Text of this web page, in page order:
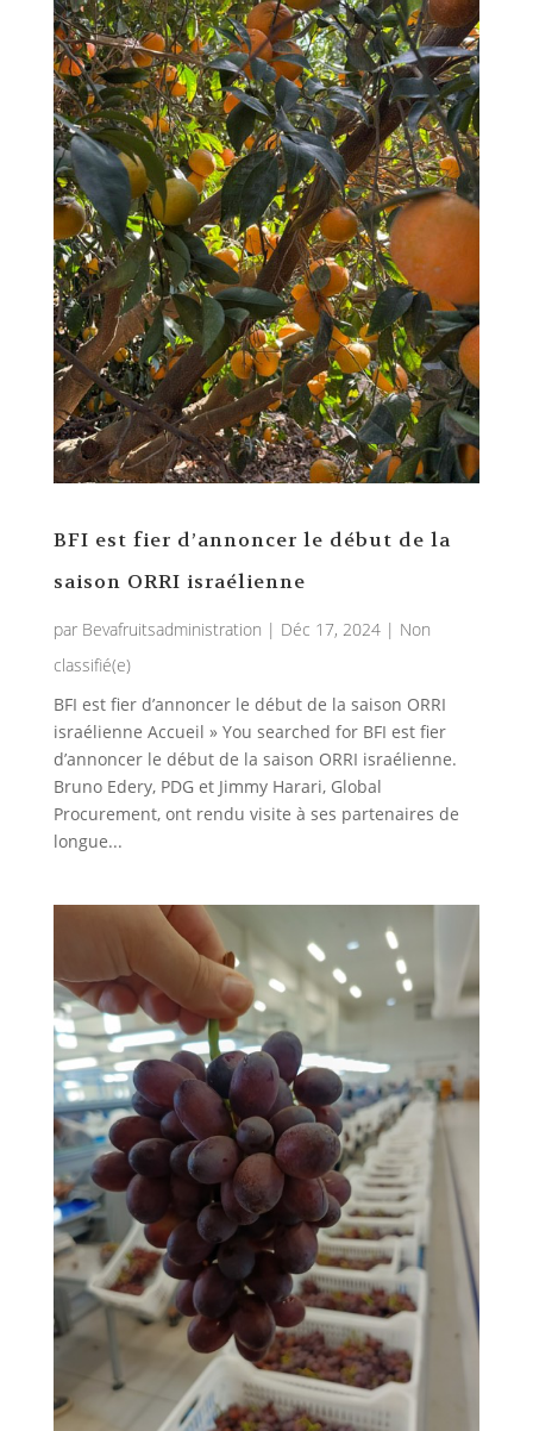
BFI est fier d’annoncer le début de la
saison ORRI israélienne
par Bevafruitsadministration | Déc 17, 2024| Non
classifié(e)
BFI est fier d’annoncer le début de la saison ORRI
israélienne Accueil » You searched for BFI est fier
d’annoncer le début de la saison ORRI israélienne.
Bruno Edery, PDG et Jimmy Harari, Global
Procurement, ont rendu visite à ses partenaires de
longue...